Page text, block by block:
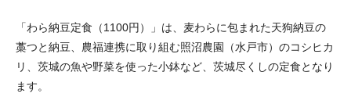
「わら納豆定食（1100円）」は、麦わらに包まれた天狗納豆の
藁つと納豆、農福連携に取り組む照沼農園（水戸市）のコシヒカ
リ、茨城の魚や野菜を使った小鉢など、茨城尽くしの定食となり
ます。